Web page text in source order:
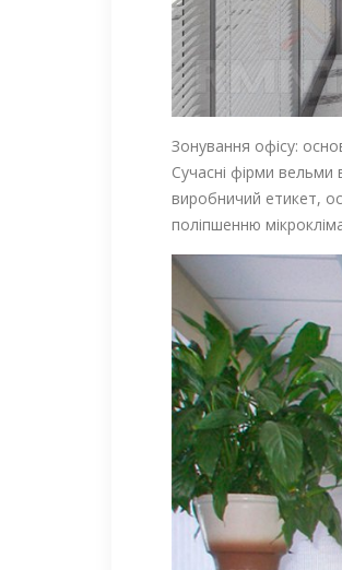
Зонування офісу:
Сучасні фірми вельми
виробничий етикет,
поліпшенню